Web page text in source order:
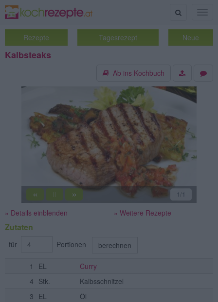
Suche
Rezepte Tagesrezept Neue
Kalbsteaks
Ab ins Kochbuch
« || » 1/1
» Details einblenden » Weitere Rezepte
Zutaten
für Portionen berechnen
1 EL
Curry
4 Stk.
Kalbsschnitzel
3 EL
Öl